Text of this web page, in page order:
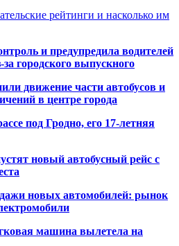
рейтинги и насколько им
и предупредила водителей
городского выпускного
движение части автобусов и
в центре города
под Гродно, его 17-летняя
новый автобусный рейс с
новых автомобилей: рынок
машина вылетела на